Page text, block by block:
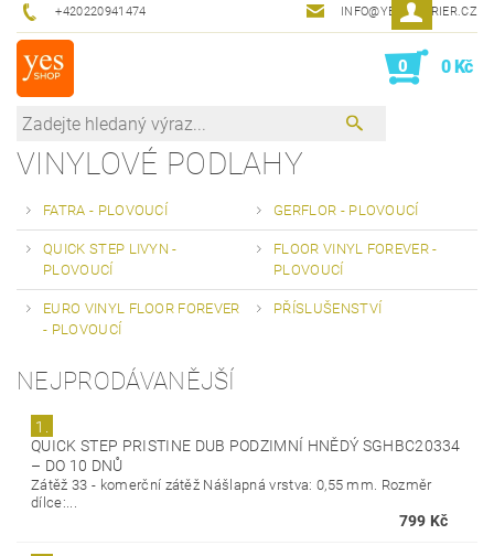
+420220941474 INFO@YESINTERIER.CZ
0 0 Kč
VINYLOVÉ PODLAHY
FATRA - PLOVOUCÍ GERFLOR - PLOVOUCÍ
QUICK STEP LIVYN -
PLOVOUCÍ
FLOOR VINYL FOREVER -
PLOVOUCÍ
EURO VINYL FLOOR FOREVER
- PLOVOUCÍ
PŘÍSLUŠENSTVÍ
NEJPRODÁVANĚJŠÍ
1.
QUICK STEP PRISTINE DUB PODZIMNÍ HNĚDÝ SGHBC20334
– DO 10 DNŮ
Zátěž 33 - komerční zátěž Nášlapná vrstva: 0,55 mm. Rozměr
dílce:...
799 Kč